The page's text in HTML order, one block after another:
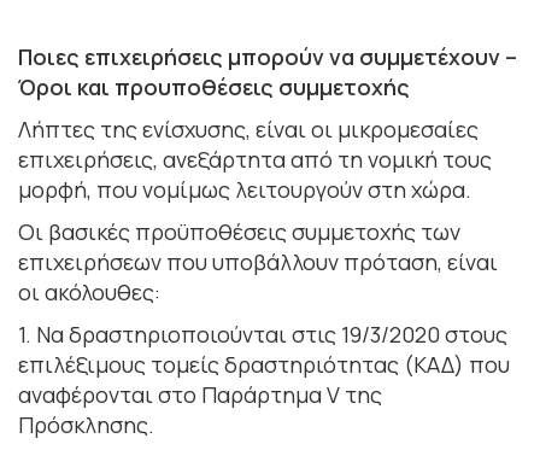
Ποιες επιχειρήσεις μπορούν να συμμετέχουν –
Όροι και προυποθέσεις συμμετοχής
Λήπτες της ενίσχυσης, είναι οι μικρομεσαίες
επιχειρήσεις, ανεξάρτητα από τη νομική τους
μορφή, που νομίμως λειτουργούν στη χώρα.
Οι βασικές προϋποθέσεις συμμετοχής των
επιχειρήσεων που υποβάλλουν πρόταση, είναι
οι ακόλουθες:
1. Να δραστηριοποιούνται στις 19/3/2020 στους
επιλέξιμους τομείς δραστηριότητας (ΚΑΔ) που
αναφέρονται στο Παράρτημα V της
Πρόσκλησης.